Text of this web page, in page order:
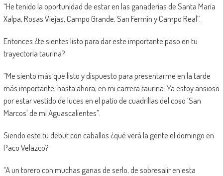
“He tenido la oportunidad de estar en las ganaderías de Santa María
Xalpa, Rosas Viejas, Campo Grande, San Fermín y Campo Real”.
Entonces ¿te sientes listo para dar este importante paso en tu
trayectoria taurina?
“Me siento más que listo y dispuesto para presentarme en la tarde
más importante, hasta ahora, en mi carrera taurina. Ya estoy ansioso
por estar vestido de luces en el patio de cuadrillas del coso ‘San
Marcos’ de mi Aguascalientes”.
Siendo este tu debut con caballos ¿qué verá la gente el domingo en
Paco Velazco?
“A un torero con muchas ganas de serlo, de sobresalir en esta